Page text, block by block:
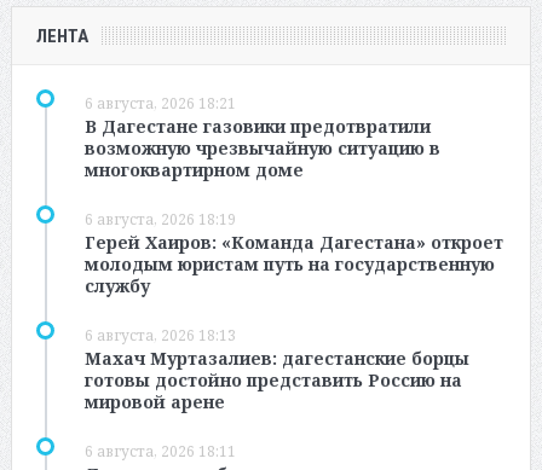
ЛЕНТА
6 августа, 2026 18:21
В Дагестане газовики предотвратили
возможную чрезвычайную ситуацию в
многоквартирном доме
6 августа, 2026 18:19
Герей Хаиров: «Команда Дагестана» откроет
молодым юристам путь на государственную
службу
6 августа, 2026 18:13
Махач Муртазалиев: дагестанские борцы
готовы достойно представить Россию на
мировой арене
6 августа, 2026 18:11